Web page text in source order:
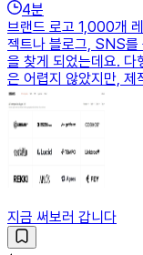
4분
브랜드 로고 1,000개
젝트나 블로그, SNS를
을 찾게 되었는데요. 다
은 어렵지 않았지만, 제
지금 써보러 갑니다